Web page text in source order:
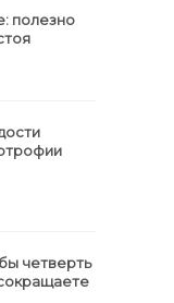
полезно
четверть